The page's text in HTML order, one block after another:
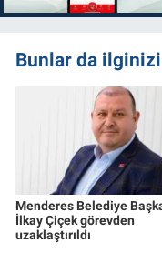
Bunlar da
Menderes Belediye
İlkay Çiçek görevden
uzaklaştırıldı